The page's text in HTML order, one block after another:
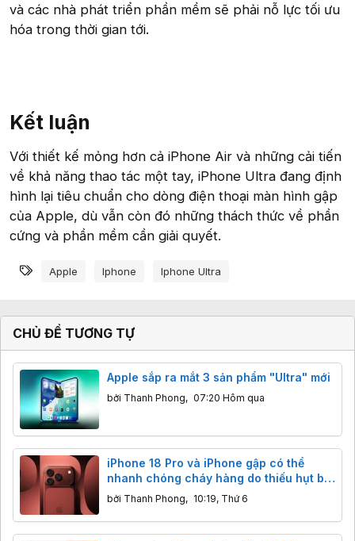
và các nhà phát triển phần mềm sẽ phải nỗ lực tối ưu
hóa trong thời gian tới.
Kết luận​
Với thiết kế mỏng hơn cả iPhone Air và những cải tiến
về khả năng thao tác một tay, iPhone Ultra đang định
hình lại tiêu chuẩn cho dòng điện thoại màn hình gập
của Apple, dù vẫn còn đó những thách thức về phần
cứng và phần mềm cần giải quyết.
Từ khóa
Apple Iphone Iphone Ultra
CHỦ ĐỀ TƯƠNG TỰ
Apple sắp ra mắt 3 sản phẩm "Ultra" mới
bởi Thanh Phong, 07:20 Hôm qua
iPhone 18 Pro và iPhone gập có thể
nhanh chóng cháy hàng do thiếu hụt bộ
nhớ
bởi Thanh Phong, 10:19, Thứ 6